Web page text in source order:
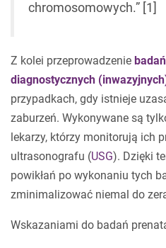
chromosomowych.” [1]
Z kolei przeprowadzenie
diagnostycznych
przypadkach, gdy istnieje
zaburzeń. Wykonywane są
lekarzy, którzy monitorują ich
ultrasonografu (USG). Dzięki
powikłań po wykonaniu tych
zminimalizować niemal do
Wskazaniami do badań